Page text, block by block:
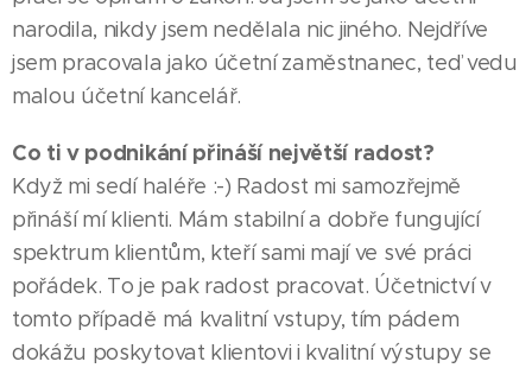
narodila, nikdy jsem nedělala nic jiného. Nejdříve
jsem pracovala jako účetní zaměstnanec, teď vedu
malou účetní kancelář.
Co ti v podnikání přináší největší radost?
Když mi sedí haléře :-) Radost mi samozřejmě
přináší mí klienti. Mám stabilní a dobře fungující
spektrum klientům, kteří sami mají ve své práci
pořádek. To je pak radost pracovat. Účetnictví v
tomto případě má kvalitní vstupy, tím pádem
dokážu poskytovat klientovi i kvalitní výstupy se